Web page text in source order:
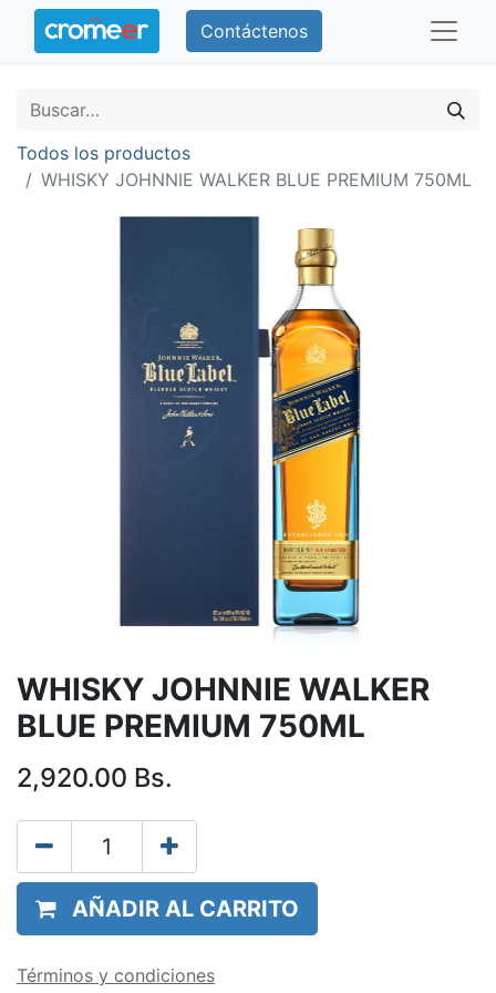
Contáctenos
Todos los productos
WHISKY JOHNNIE WALKER BLUE PREMIUM 750ML
WHISKY JOHNNIE WALKER
BLUE PREMIUM 750ML
2,920.00 Bs.
AÑADIR AL CARRITO
Términos y condiciones